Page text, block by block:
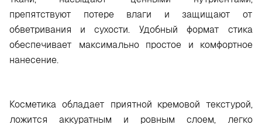
препятствуют потере влаги и защищают от
обветривания и сухости. Удобный формат стика
обеспечивает максимально простое и комфортное
нанесение.
Косметика обладает приятной кремовой текстурой,
ложится аккуратным и ровным слоем, легко